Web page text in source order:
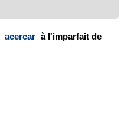
acercar à l'imparfait de